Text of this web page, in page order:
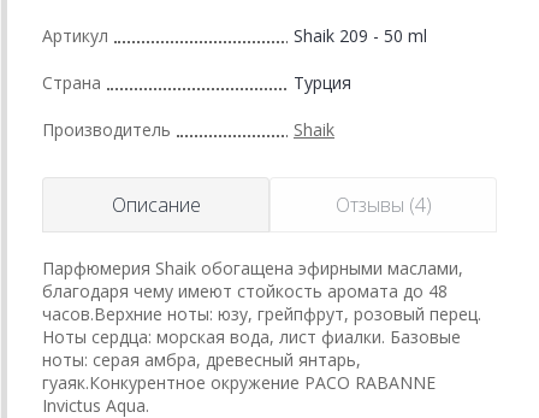
Артикул Shaik 209 - 50 ml
Страна Турция
Производитель Shaik
Описание Отзывы (4)
Парфюмерия Shaik обогащена эфирными маслами,
благодаря чему имеют стойкость аромата до 48
часов.Верхние ноты: юзу, грейпфрут, розовый перец.
Ноты сердца: морская вода, лист фиалки. Базовые
ноты: серая амбра, древесный янтарь,
гуаяк.Конкурентное окружение PACO RABANNE
Invictus Aqua.